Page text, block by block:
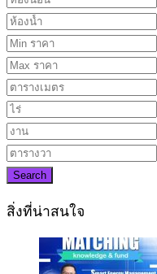
Search
สิ่งที่น่าสนใจ